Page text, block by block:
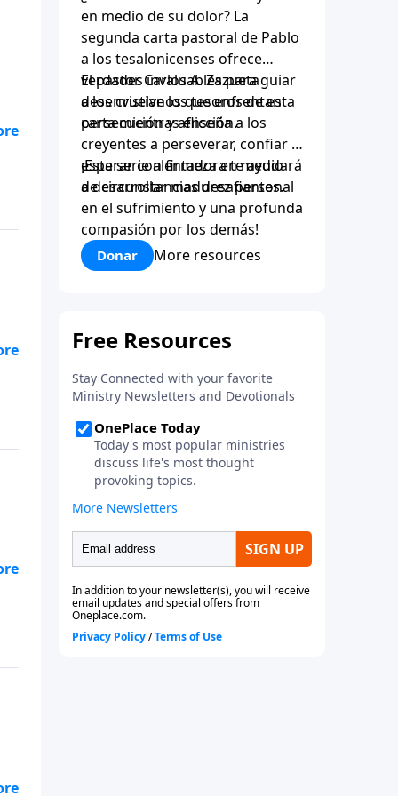
en medio de su dolor? La
segunda carta pastoral de Pablo
a los tesalonicenses ofrece
verdades invaluables para guiar
a los cristianos que enfrentan
persecución y aflicción.
El pastor Carlos A. Zazueta
desenvuelve los tesoros de esta
carta mientras enseña a los
creyentes a perseverar, confiar y
esperar con firmeza en medio
de circunstancias desafiantes.
¡Esta serie alentadora te ayudará
a desarrollar madurez personal
en el sufrimiento y una profunda
compasión por los demás!
Donar More resources